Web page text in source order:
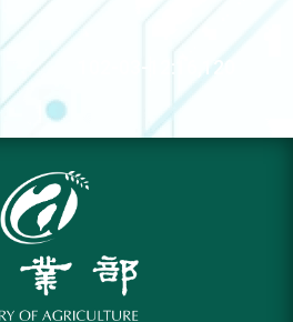
102-03-12:16,120